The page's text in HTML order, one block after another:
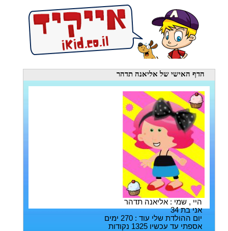
הדף האישי של אליאנה תדהר
היי , שמי : אליאנה תדהר
אני בת 34
יום ההולדת שלי עוד : 270 ימים
אספתי עד עכשיו 1325 נקודות